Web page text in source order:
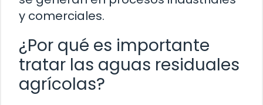
y comerciales.
¿Por qué es importante
tratar las aguas residuales
agrícolas?